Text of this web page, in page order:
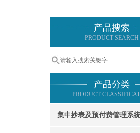
产品搜索
PRODUCT SEARCH
产品分类
PRODUCT
集中抄表及预付费管理系统